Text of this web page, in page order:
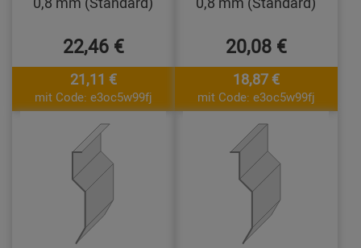
22,46 €
21,11 €
mit Code: e3oc5w99fj
20,08 €
18,87 €
mit Code: e3oc5w99fj